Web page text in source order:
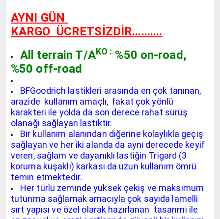
AYNI GÜN
KARGO ÜCRETSİZDİR..........
All terrain T/AKO : %50 on-road,
%50 off-road
BFGoodrich lastikleri arasında en çok tanınan,
arazide kullanım amaçlı, fakat çok yönlü
karakteri ile yolda da son derece rahat sürüş
olanağı sağlayan lastiktir.
Bir kullanım alanından diğerine kolaylıkla geçiş
sağlayan ve her iki alanda da aynı derecede keyif
veren, sağlam ve dayanıklı lastiğin Trigard (3
koruma kuşaklı) karkası da uzun kullanım ömrü
temin etmektedir.
Her türlü zeminde yüksek çekiş ve maksimum
tutunma sağlamak amacıyla çok sayıda lamelli
sırt yapısı ve özel olarak hazırlanan tasarımı ile